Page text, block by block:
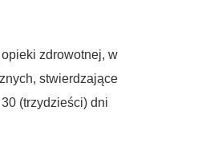
zdrowotnej, w
stwierdzające
(trzydzieści) dni